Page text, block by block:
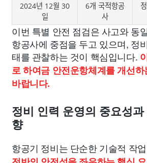
2024년 12월 30
일
6개 국적항공
사
이번 특별 안전 점검은 사고와 동
항공사에 중점을 두고 있으며, 정
태를 관찰하는 것이 핵심입니다.
로 하여금 안전운항체계를 개선
바랍니다.
정비 인력 운영의 중요성
향
항공기 정비는 단순한 기술적 작